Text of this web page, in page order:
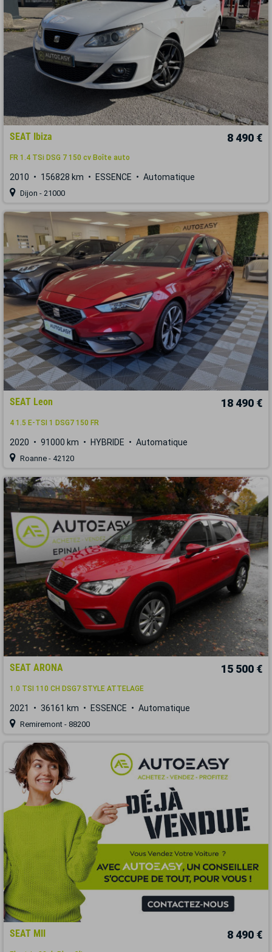
SEAT Ibiza 8 490 €
FR 1.4 TSi DSG 7 150 cv Boîte auto
2010 156828 km ESSENCE Automatique
Dijon - 21000
SEAT Leon 18 490 €
4 1.5 E-TSI 1 DSG7 150 FR
2020 91000 km HYBRIDE Automatique
Roanne - 42120
SEAT ARONA 15 500 €
1.0 TSI 110 CH DSG7 STYLE ATTELAGE
2021 36161 km ESSENCE Automatique
Remiremont - 88200
SEAT MII 8 490 €